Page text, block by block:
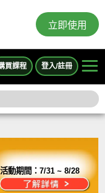
立即使用
買課程 登入/註冊
活動期間：7/31 ~ 8/28